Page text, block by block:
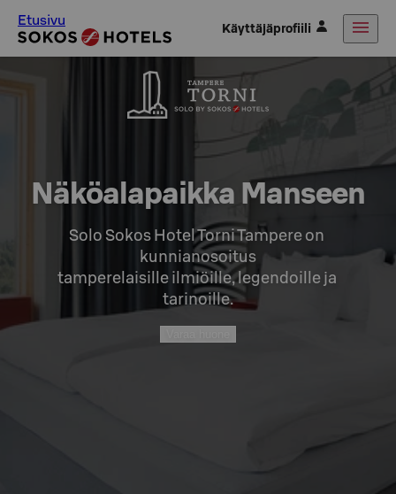
Etusivu Käyttäjäprofiili
Näköalapaikka Manseen
Solo Sokos Hotel Torni Tampere on
kunnianosoitus
tamperelaisille ilmiöille, legendoille ja
tarinoille.